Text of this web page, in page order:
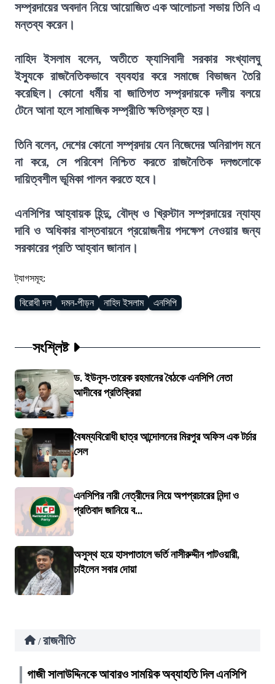
সম্প্রদায়ের অবদান নিয়ে আয়োজিত এক আলোচনা সভায় তিনি এ
মন্তব্য করেন।
নাহিদ ইসলাম বলেন, অতীতে ফ্যাসিবাদী সরকার সংখ্যালঘু
ইস্যুকে রাজনৈতিকভাবে ব্যবহার করে সমাজে বিভাজন তৈরি
করেছিল। কোনো ধর্মীয় বা জাতিগত সম্প্রদায়কে দলীয় বলয়ে
টেনে আনা হলে সামাজিক সম্প্রীতি ক্ষতিগ্রস্ত হয়।
তিনি বলেন, দেশের কোনো সম্প্রদায় যেন নিজেদের অনিরাপদ মনে
না করে, সে পরিবেশ নিশ্চিত করতে রাজনৈতিক দলগুলোকে
দায়িত্বশীল ভূমিকা পালন করতে হবে।
এনসিপির আহ্বায়ক হিন্দু, বৌদ্ধ ও খ্রিস্টান সম্প্রদায়ের ন্যায্য
দাবি ও অধিকার বাস্তবায়নে প্রয়োজনীয় পদক্ষেপ নেওয়ার জন্য
সরকারের প্রতি আহ্বান জানান।
ট্যাগসমূহ:
বিরোধী দল দমন-পীড়ন নাহিদ ইসলাম এনসিপি
সংশ্লিষ্ট
ড. ইউনূস-তারেক রহমানের বৈঠকে এনসিপি নেতা
আদীবের প্রতিক্রিয়া
বৈষম্যবিরোধী ছাত্র আন্দোলনের মিরপুর অফিস এক টর্চার
সেল
এনসিপির নারী নেত্রীদের নিয়ে অপপ্রচারের নিন্দা ও
প্রতিবাদ জানিয়ে ব...
অসুস্থ হয়ে হাসপাতালে ভর্তি নাসীরুদ্দীন পাটওয়ারী,
চাইলেন সবার দোয়া
/ রাজনীতি
গাজী সালাউদ্দিনকে আবারও সাময়িক অব্যাহতি দিল এনসিপি